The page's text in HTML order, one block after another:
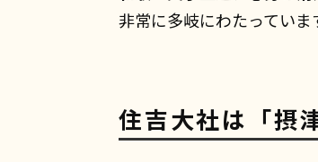
非常に多岐にわたっていま
住吉大社は「摂